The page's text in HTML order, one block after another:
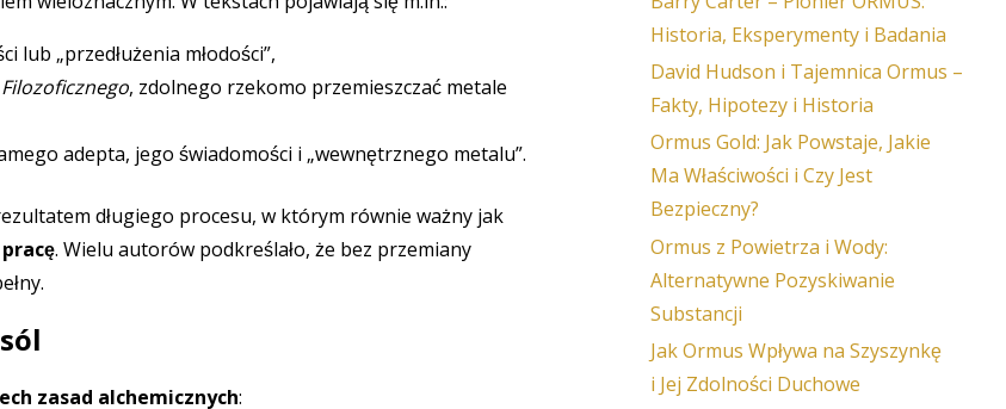
lub „przedłużenia młodości”,
, zdolnego rzekomo przemieszczać metale
adepta, jego świadomości i „wewnętrznego metalu”.
długiego procesu, w którym równie ważny jak
. Wielu autorów podkreślało, że bez przemiany
zasad alchemicznych:
Historia, Eksperymenty i Badania
David Hudson i Tajemnica Ormus –
Fakty, Hipotezy i Historia
Ormus Gold: Jak Powstaje, Jakie
Ma Właściwości i Czy Jest
Bezpieczny?
Ormus z Powietrza i Wody:
Alternatywne Pozyskiwanie
Substancji
Jak Ormus Wpływa na Szyszynkę
i Jej Zdolności Duchowe